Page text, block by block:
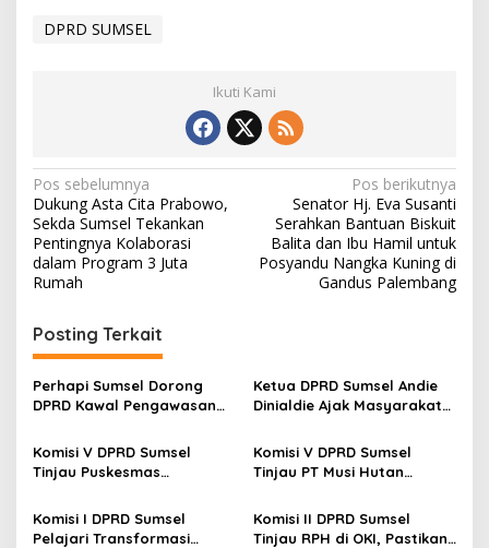
DPRD SUMSEL
Ikuti Kami
N
a
v
i
a
s
i
o
Pos sebelumnya
Dukung Asta Cita Prabowo,
Sekda Sumsel Tekankan
Pentingnya Kolaborasi
dalam Program 3 Juta
Rumah
Pos berikutnya
Senator Hj. Eva Susanti
Serahkan Bantuan Biskuit
Balita dan Ibu Hamil untuk
Posyandu Nangka Kuning di
Gandus Palembang
Posting Terkait
Perhapi Sumsel Dorong
DPRD Kawal Pengawasan
Berbasis Teknologi
Ketua DPRD Sumsel Andie
Dinialdie Ajak Masyarakat
2026
Komisi V DPRD Sumsel
Tinjau Puskesmas
Kesiapan Penerapan KRIS
dan Pelayanan Kesehatan
Komisi V DPRD Sumsel
Tinjau PT Musi Hutan
Penerapan K3 dan
Kepesertaan BPJS Pekerja
Komisi I DPRD Sumsel
Pelajari Transformasi
Komisi II DPRD Sumsel
Tinjau RPH di OKI, Pastikan